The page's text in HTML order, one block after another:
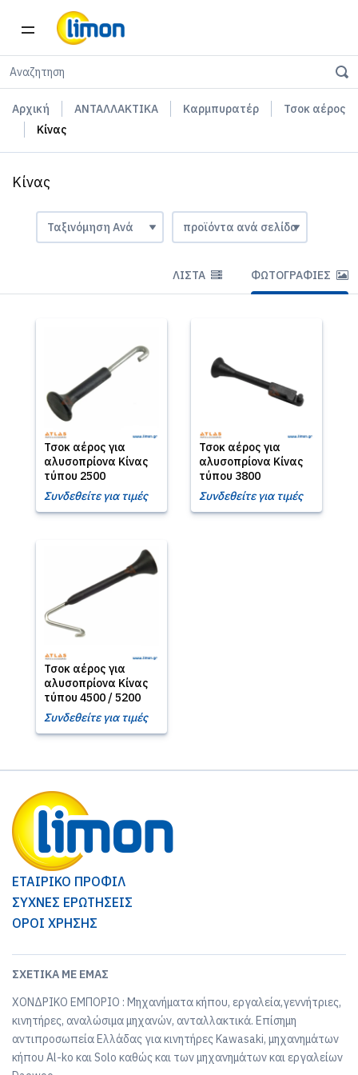
Αρχική ΑΝΤΑΛΛΑΚΤΙΚΑ Καρμπυρατέρ
Τσοκ αέρος
Κίνας
Κίνας
ΛΊΣΤΑ ΦΩΤΟΓΡΑΦΊΕΣ
Τσοκ αέρος για
αλυσοπρίονα Κίνας
τύπου 2500
Συνδεθείτε για τιμές
Τσοκ αέρος για
αλυσοπρίονα Κίνας
τύπου 3800
Συνδεθείτε για τιμές
Τσοκ αέρος για
αλυσοπρίονα Κίνας
τύπου 4500 / 5200
Συνδεθείτε για τιμές
ΕΤΑΙΡΙΚΟ ΠΡΟΦΙΛ
ΣΥΧΝΕΣ ΕΡΩΤΗΣΕΙΣ
ΟΡΟΙ ΧΡΗΣΗΣ
ΣΧΕΤΙΚΆ ΜΕ ΕΜΆΣ
ΧΟΝΔΡΙΚΟ ΕΜΠΟΡΙΟ : Μηχανήματα κήπου, εργαλεία,γεννήτριες,
κινητήρες, αναλώσιμα μηχανών, ανταλλακτικά. Επίσημη
αντιπροσωπεία Ελλάδας για κινητήρες Kawasaki, μηχανημάτων
κήπου Al-ko και Solo καθώς και των μηχανημάτων και εργαλείων